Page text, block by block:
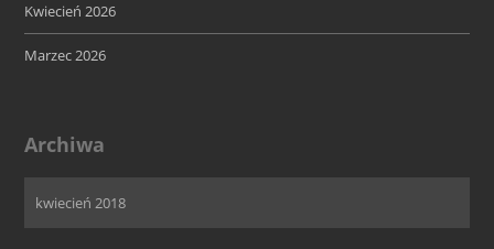
Kwiecień 2026
Marzec 2026
Archiwa